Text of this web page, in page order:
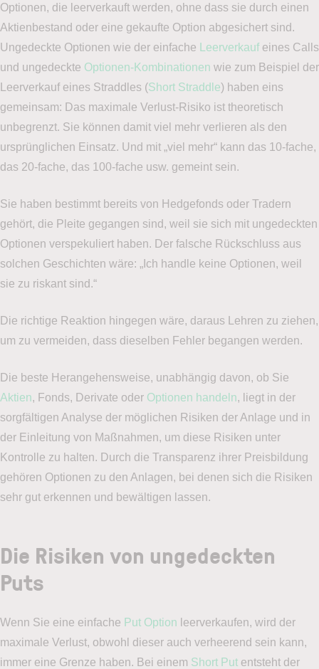
Optionen, die leerverkauft werden, ohne dass sie durch einen
Aktienbestand oder eine gekaufte Option abgesichert sind.
Ungedeckte Optionen wie der einfache
Leerverkaufeines Calls
und ungedeckte Optionen-Kombinationen wie zum Beispiel der
Leerverkauf eines Straddles (Short Straddle) haben eins
gemeinsam: Das maximale Verlust-Risiko ist theoretisch
unbegrenzt. Sie können damit viel mehr verlieren als den
ursprünglichen Einsatz. Und mit „viel mehr“ kann das 10-fache,
das 20-fache, das 100-fache usw. gemeint sein.
Sie haben bestimmt bereits von Hedgefonds oder Tradern
gehört, die Pleite gegangen sind, weil sie sich mit ungedeckten
Optionen verspekuliert haben. Der falsche Rückschluss aus
solchen Geschichten wäre: „Ich handle keine Optionen, weil
sie zu riskant sind.“
Die richtige Reaktion hingegen wäre, daraus Lehren zu ziehen,
um zu vermeiden, dass dieselben Fehler begangen werden.
Die beste Herangehensweise, unabhängig davon, ob Sie
Aktien, Fonds, Derivate oder Optionen handeln, liegt in der
sorgfältigen Analyse der möglichen Risiken der Anlage und in
der Einleitung von Maßnahmen, um diese Risiken unter
Kontrolle zu halten. Durch die Transparenz ihrer Preisbildung
gehören Optionen zu den Anlagen, bei denen sich die Risiken
sehr gut erkennen und bewältigen lassen.
Die Risiken von ungedeckten
Puts
Wenn Sie eine einfache Put Option leerverkaufen, wird der
maximale Verlust, obwohl dieser auch verheerend sein kann,
immer eine Grenze haben. Bei einem Short Put entsteht der